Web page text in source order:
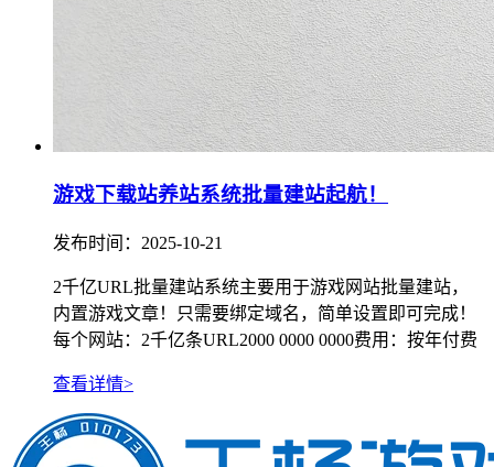
游戏下载站养站系统批量建站起航！
发布时间：2025-10-21
2千亿URL批量建站系统主要用于游戏网站批量建站，
内置游戏文章！只需要绑定域名，简单设置即可完成！
每个网站：2千亿条URL2000 0000 0000费用：按年付费
查看详情>